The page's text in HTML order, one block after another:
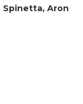
Spinetta, Aron